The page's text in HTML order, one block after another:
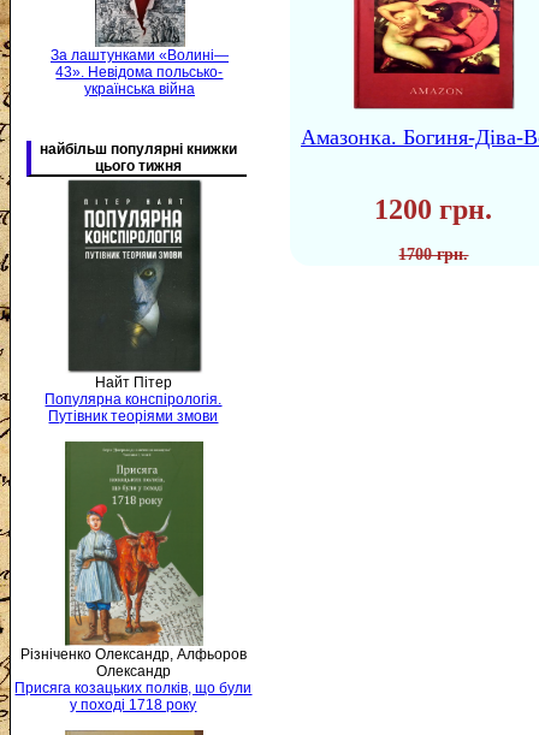
За лаштунками «Волині—
43». Невідома польсько-
українська війна
найбільш популярні книжки
цього тижня
Найт Пітер
Популярна конспірологія.
Путівник теоріями змови
Різніченко Олександр, Алфьоров
Олександр
Присяга козацьких полків, що були
у поході 1718 року
Амазонка. Богиня-Діва-
1200 грн.
1700 грн.